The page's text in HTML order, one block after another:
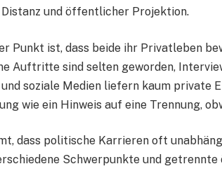
und öffentlicher Projektion.
Punkt ist, dass beide ihr Privatleben
Auftritte sind selten geworden,
und soziale Medien liefern kaum private
wie ein Hinweis auf eine Trennung,
dass politische Karrieren oft
Schwerpunkte und